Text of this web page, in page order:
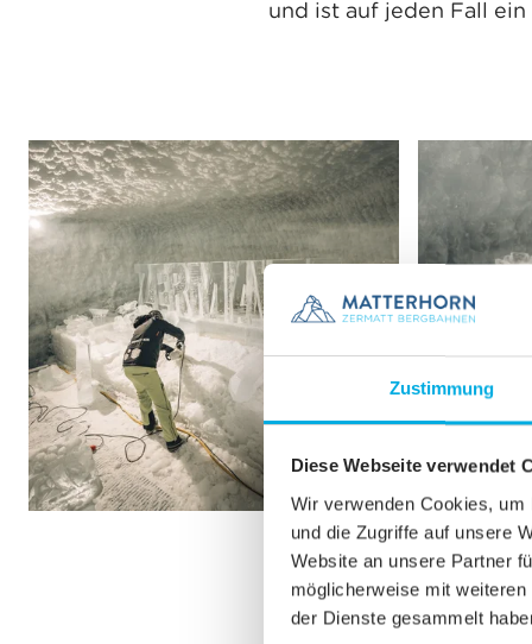
Zustimmung
Diese Webseite verwendet
Wir verwenden Cookies,
und die Zugriffe auf unsere
Website an unsere Partner
möglicherweise mit
der Dienste gesammelt
und ist auf jeden Fall ein